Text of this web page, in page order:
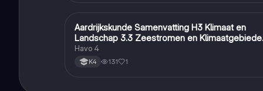
Aardrijkskunde
Aardrijkskunde Samenvatting H3 Klimaat en
Landschap 3.3 Zeestromen en
• BuiteNLand
Havo 4
K4 131 1